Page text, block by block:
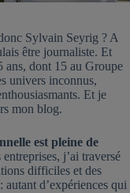
Sylvain Seyrig ? A
être journaliste. Et
ans, dont 15 au Groupe
univers inconnus,
Et je
mon blog.
est pleine de
j’ai traversé
difficiles et des
autant d’expériences qui